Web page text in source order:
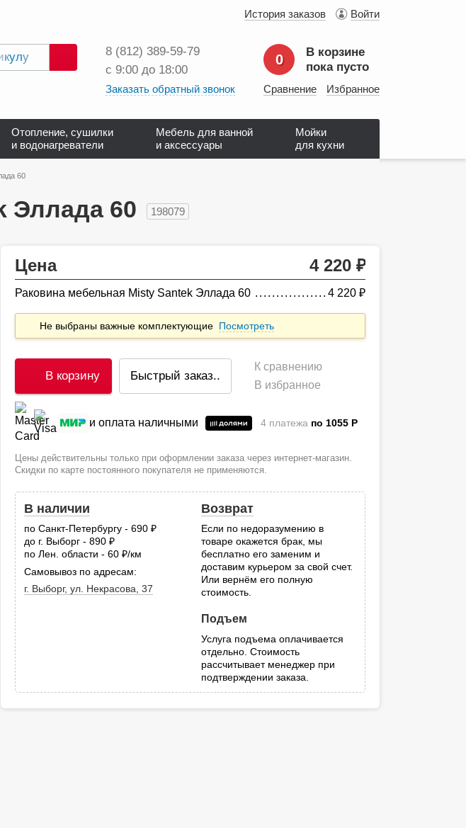
История заказов Войти
Поиск
8 (812) 389‑59‑79
с 9:00 до 18:00
Заказать обратный звонок
0
В корзине
пока пусто
Сравнение Избранное
Отопление, сушилки
и водонагреватели
Мебель для ванной
и аксессуары
Мойки
для кухни
60
Эллада 60 198079
Цена 4 220
Раковина мебельная Misty Santek Эллада 60 4 220
Не выбраны важные комплектующие Посмотреть
В корзину Быстрый заказ..
К сравнению
В избранное
и оплата наличными 4 платежа по 1055 P
Цены действительны только при оформлении заказа через интернет-магазин.
Скидки по карте постоянного покупателя не применяются.
В наличии
по Санкт-Петербургу - 690
до г. Выборг - 890
по Лен. области - 60
руб.
/км
Самовывоз по адресам:
г. Выборг, ул. Некрасова, 37
Возврат
Если по недоразумению в
товаре окажется брак, мы
бесплатно его заменим и
доставим курьером за свой счет.
Или вернём его полную
стоимость.
Подъем
Услуга подъема оплачивается
отдельно. Стоимость
рассчитывает менеджер при
подтверждении заказа.